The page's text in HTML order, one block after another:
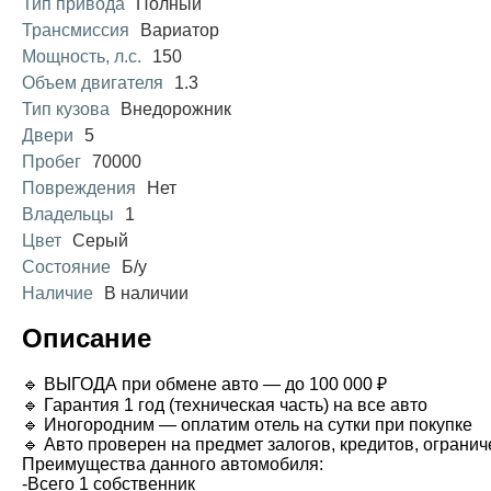
Трансмиссия
Вариатор
Мощность, л.с.
150
Объем двигателя
1.3
Тип кузова
Внедорожник
Двери
5
Пробег 70000
Повреждения
Нет
Владельцы
1
Цвет Серый
Состояние
Б/у
Наличие
В наличии
Описание
🔹 ВЫГОДА при обмене авто — до 100 000 ₽
🔹 Гарантия 1 год (техническая часть) на все авто
🔹 Иногородним — оплатим отель на сутки при покупке
🔹 Авто проверен на предмет залогов, кредитов,
Преимущества данного автомобиля:
-Всего 1 собственник